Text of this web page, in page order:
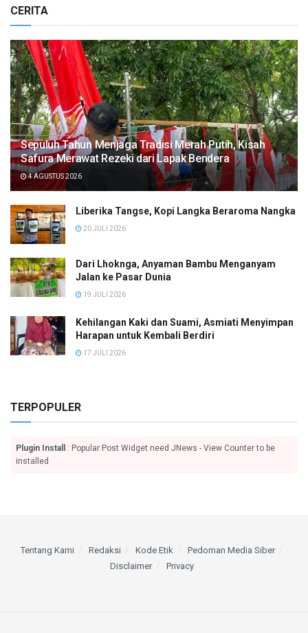
CERITA
Sepuluh Tahun Menjaga Tradisi Merah Putih, Kisah
Safura Merawat Rezeki dari Lapak Bendera
4 AGUSTUS 2026
Liberika Tangse, Kopi Langka Beraroma Nangka
20 JULI 2026
Dari Lhoknga, Anyaman Bambu Menganyam
Jalan ke Pasar Dunia
19 JULI 2026
Kehilangan Kaki dan Suami, Asmiati Menyimpan
Harapan untuk Kembali Berdiri
17 JULI 2026
TERPOPULER
Plugin Install
: Popular Post Widget need JNews - View Counter to be
installed
Tentang Kami Redaksi Kode Etik
Pedoman Media Siber
Disclaimer
Privacy